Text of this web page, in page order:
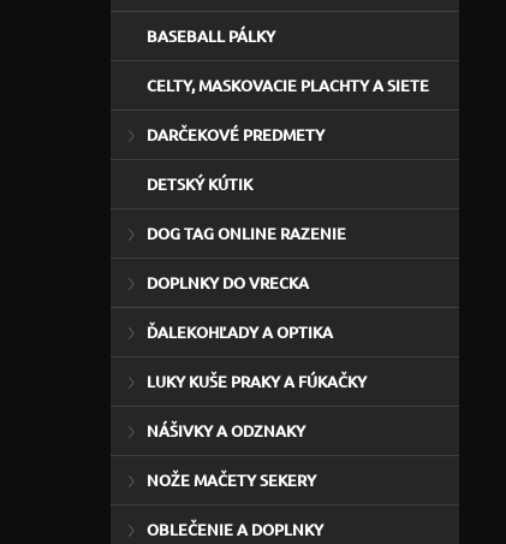
BASEBALL PÁLKY
CELTY, MASKOVACIE PLACHTY A SIETE
DARČEKOVÉ PREDMETY
DETSKÝ KÚTIK
DOG TAG ONLINE RAZENIE
DOPLNKY DO VRECKA
ĎALEKOHĽADY A OPTIKA
LUKY KUŠE PRAKY A FÚKAČKY
NÁŠIVKY A ODZNAKY
NOŽE MAČETY SEKERY
OBLEČENIE A DOPLNKY